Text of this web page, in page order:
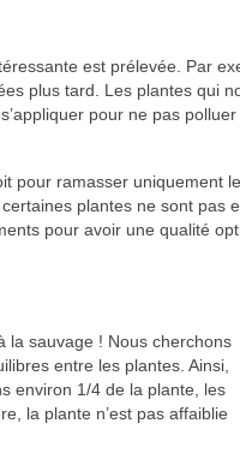
est prélevée. Par
plus tard. Les plantes qui
pour ne pas
pour ramasser uniquement
plantes ne sont pas
pour avoir une qualité
la sauvage ! Nous cherchons
entre les plantes. Ainsi,
environ 1/4 de la plante, les
la plante n’est pas affaiblie